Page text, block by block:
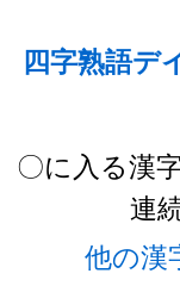
四字熟語デ
〇に入る漢
連
他の漢